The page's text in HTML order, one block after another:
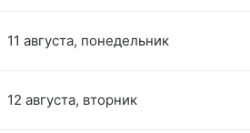
11 августа, понедельник
12 августа, вторник